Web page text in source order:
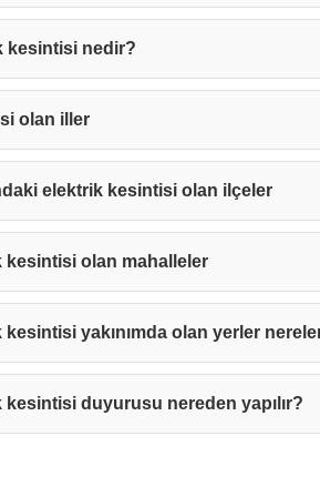
kesintisi nedir?
olan iller
elektrik kesintisi olan ilçeler
kesintisi olan mahalleler
yakınımda olan yerler
kesintisi duyurusu nereden yapılır?